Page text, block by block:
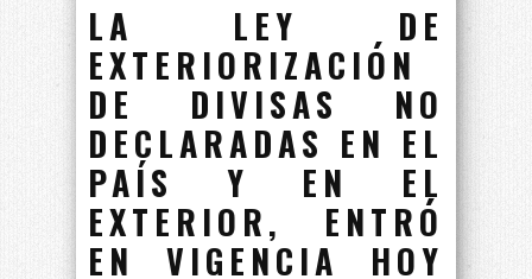
LA LEY DE
EXTERIORIZACIÓN
DE DIVISAS NO
DECLARADAS EN EL
PAÍS Y EN EL
EXTERIOR, ENTRÓ
EN VIGENCIA HOY